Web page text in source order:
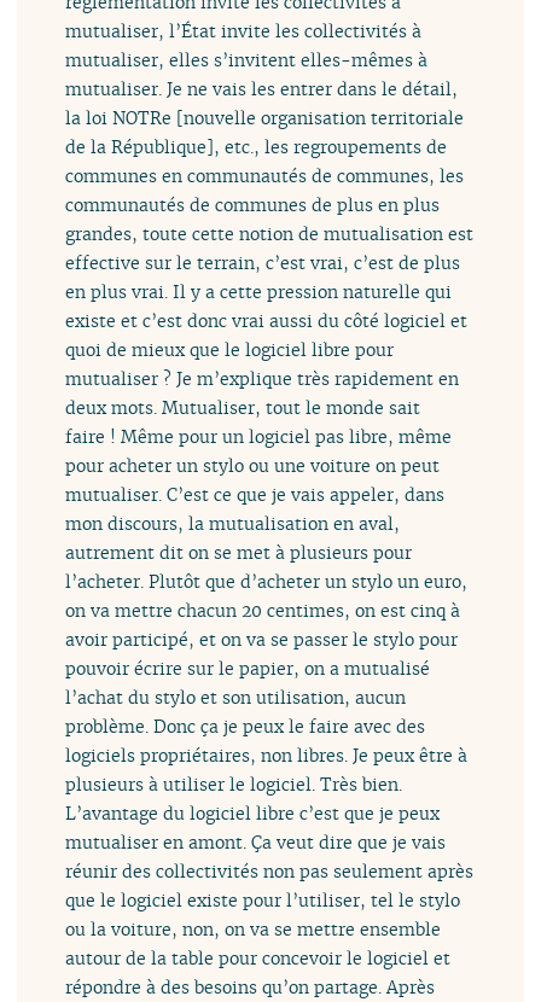
mutualiser, l’État invite les collectivités à
mutualiser, elles s’invitent elles-mêmes à
mutualiser. Je ne vais les entrer dans le détail,
la loi NOTRe [nouvelle organisation territoriale
de la République], etc., les regroupements de
communes en communautés de communes, les
communautés de communes de plus en plus
grandes, toute cette notion de mutualisation est
effective sur le terrain, c’est vrai, c’est de plus
en plus vrai. Il y a cette pression naturelle qui
existe et c’est donc vrai aussi du côté logiciel et
quoi de mieux que le logiciel libre pour
mutualiser ? Je m’explique très rapidement en
deux mots. Mutualiser, tout le monde sait
faire ! Même pour un logiciel pas libre, même
pour acheter un stylo ou une voiture on peut
mutualiser. C’est ce que je vais appeler, dans
mon discours, la mutualisation en aval,
autrement dit on se met à plusieurs pour
l’acheter. Plutôt que d’acheter un stylo un euro,
on va mettre chacun 20 centimes, on est cinq à
avoir participé, et on va se passer le stylo pour
pouvoir écrire sur le papier, on a mutualisé
l’achat du stylo et son utilisation, aucun
problème. Donc ça je peux le faire avec des
logiciels propriétaires, non libres. Je peux être à
plusieurs à utiliser le logiciel. Très bien.
L’avantage du logiciel libre c’est que je peux
mutualiser en amont. Ça veut dire que je vais
réunir des collectivités non pas seulement après
que le logiciel existe pour l’utiliser, tel le stylo
ou la voiture, non, on va se mettre ensemble
autour de la table pour concevoir le logiciel et
répondre à des besoins qu’on partage. Après